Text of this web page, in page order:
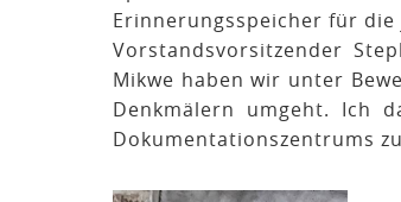
Erinnerungsspeicher für die
Vorstandsvorsitzender
Mikwe haben wir unter
Denkmälern umgeht. Ich
Dokumentationszentrums